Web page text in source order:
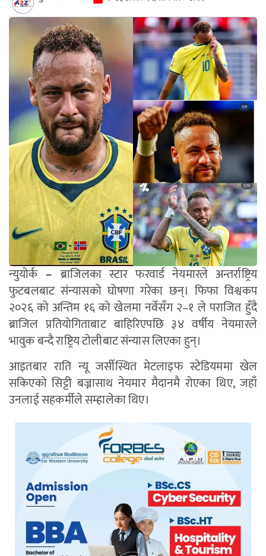
न्युयोर्क–ब्राजिलका स्टार फरवार्ड नेयमारले अन्तर्राष्ट्रिय
फुटबलबाट संन्यासको घोषणा गरेका छन्। फिफा विश्वकप
२०२६ को अन्तिम १६ को खेलमा नर्वेसँग २–१ ले पराजित हुँदै
ब्राजिल प्रतियोगिताबाट बाहिरिएपछि ३४ वर्षीय नेयमारले
भावुक बन्दै राष्ट्रिय टोलीबाट संन्यास लिएका हुन्।
आइतबार राति न्यू जर्सीस्थित मेटलाइफ स्टेडियममा खेल
सकिएको सिट्टी बज्नासाथ नेयमार मैदानमै रोएका थिए, जहाँ
उनलाई सहकर्मीले सम्हालेका थिए।